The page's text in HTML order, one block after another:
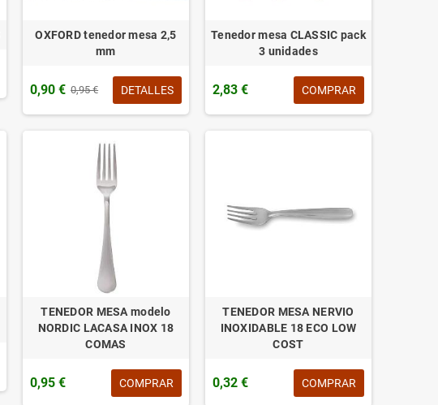
OXFORD tenedor mesa 2,5
mm
0,90 € 0,95 € DETALLES
Tenedor mesa CLASSIC pack
3 unidades
2,83 € COMPRAR
TENEDOR MESA modelo
NORDIC LACASA INOX 18
COMAS
0,95 € COMPRAR
TENEDOR MESA NERVIO
INOXIDABLE 18 ECO LOW
COST
0,32 € COMPRAR